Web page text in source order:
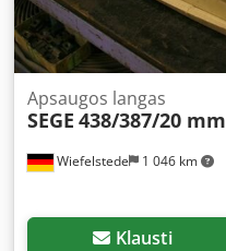
Wiefelstede 1 046 km
Apsaugos langas
SEGE 438/387/20 mm
Klausti